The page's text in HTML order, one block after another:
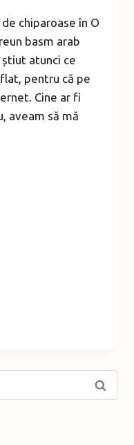
chiparoase în O
basm arab
atunci ce
pentru că pe
Cine ar fi
aveam să mă